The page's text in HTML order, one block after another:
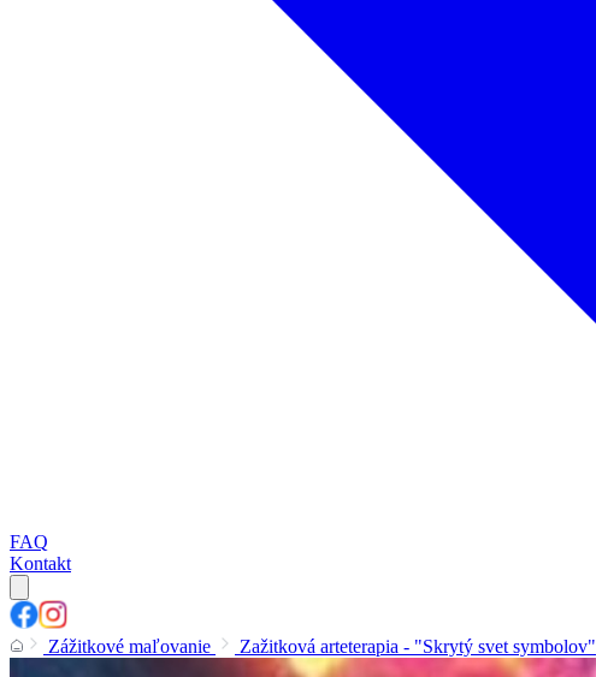
FAQ
Kontakt
Zážitkové maľovanie Zažitková arteterapia - "Skrytý svet symbolov"